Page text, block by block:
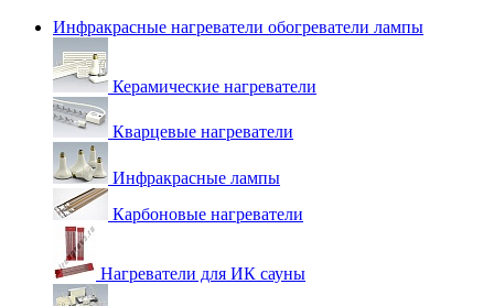
Инфракрасные нагреватели обогреватели лампы
Керамические нагреватели
Кварцевые нагреватели
Инфракрасные лампы
Карбоновые нагреватели
Нагреватели для ИК сауны